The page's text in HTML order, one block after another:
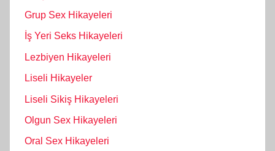
Grup Sex Hikayeleri
İş Yeri Seks Hikayeleri
Lezbiyen Hikayeleri
Liseli Hikayeler
Liseli Sikiş Hikayeleri
Olgun Sex Hikayeleri
Oral Sex Hikayeleri